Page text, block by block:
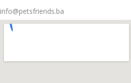
info@petsfriends.ba